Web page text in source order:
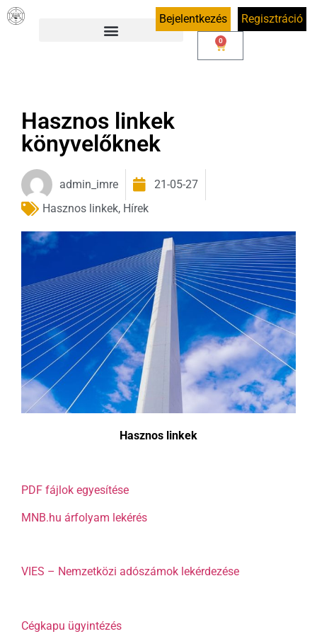
Bejelentkezés Regisztráció
0
Hasznos linkek
könyvelőknek
admin_imre
21-05-27
Hasznos linkek, Hírek
Hasznos linkek
PDF fájlok egyesítése
MNB.hu árfolyam lekérés
VIES – Nemzetközi adószámok lekérdezése
Cégkapu ügyintézés